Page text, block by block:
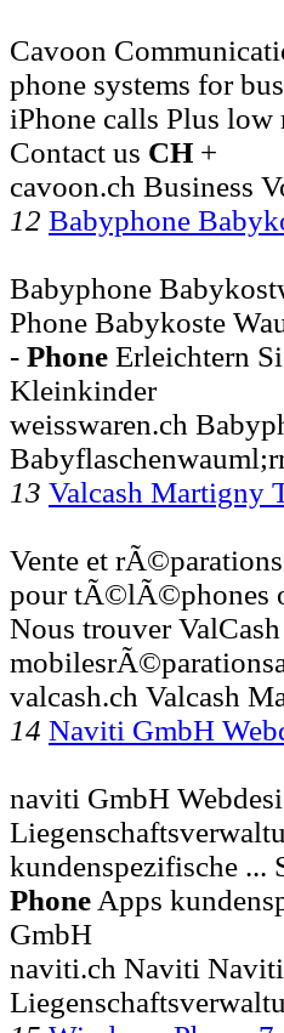
Cavoon
phone systems for
iPhone calls Plus low
Contact us CH +
cavoon.ch Business
12 Babyphone
Babyphone
Phone Babykoste
- Phone Erleichtern
Kleinkinder
weisswaren.ch
13 Valcash
Vente et
pour tÃ©lÃ©phones
Nous trouver
valcash.ch Valcash
14 Naviti GmbH
naviti GmbH
kundenspezifische ...
Phone Apps
GmbH
naviti.ch Naviti